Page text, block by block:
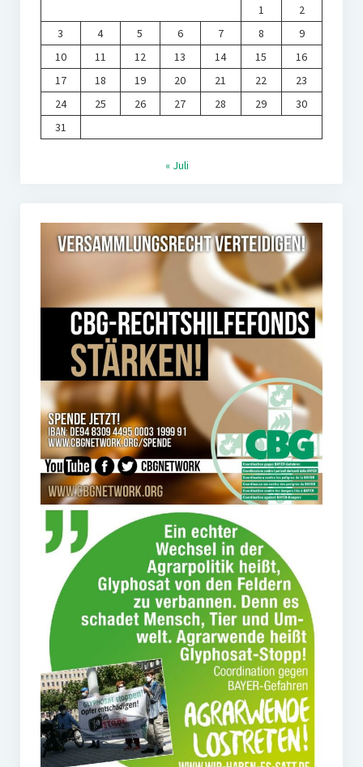
1
2
3
4 5 6 7 8
9
10
11 12 13 14 15
16
17
18 19 20 21 22
23
24
25 26 27 28 29
30
31
« Juli